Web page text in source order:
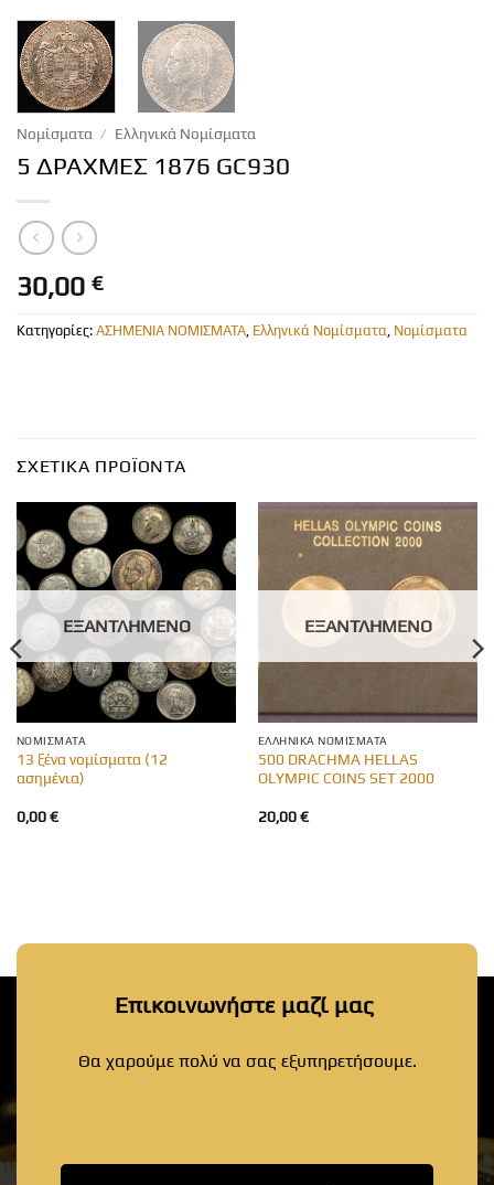
Νομίσματα / Ελληνικά Νομίσματα
5 ΔΡΑΧΜΕΣ 1876 GC930
30,00 €
Κατηγορίες: ΑΣΗΜΕΝΙΑ ΝΟΜΙΣΜΑΤΑ Ελληνικά Νομίσματα Νομίσματα
ΣΧΕΤΙΚΆ ΠΡΟΪΌΝΤΑ
ΕΞΑΝΤΛΗΜΈΝΟ
ΝΟΜΊΣΜΑΤΑ
13 ξένα νομίσματα (12
ασημένια)
0,00€
ΕΞΑΝΤΛΗΜΈΝΟ
ΕΛΛΗΝΙΚΆ ΝΟΜΊΣΜΑΤΑ
500 DRACHMA HELLAS
OLYMPIC COINS SET 2000
20,00€
Επικοινωνήστε μαζί μας
Θα χαρούμε πολύ να σας εξυπηρετήσουμε.